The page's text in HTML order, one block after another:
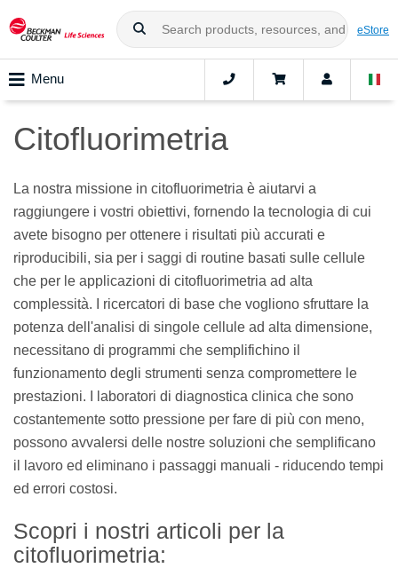
eStore
Menu
Citofluorimetria
La nostra missione in citofluorimetria è aiutarvi a
raggiungere i vostri obiettivi, fornendo la tecnologia di cui
avete bisogno per ottenere i risultati più accurati e
riproducibili, sia per i saggi di routine basati sulle cellule
che per le applicazioni di citofluorimetria ad alta
complessità. I ricercatori di base che vogliono sfruttare la
potenza dell'analisi di singole cellule ad alta dimensione,
necessitano di programmi che semplifichino il
funzionamento degli strumenti senza compromettere le
prestazioni. I laboratori di diagnostica clinica che sono
costantemente sotto pressione per fare di più con meno,
possono avvalersi delle nostre soluzioni che semplificano
il lavoro ed eliminano i passaggi manuali - riducendo tempi
ed errori costosi.
Scopri i nostri articoli per la
citofluorimetria: